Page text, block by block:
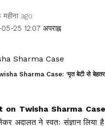
25 12:07 अपराह्न
महीना ago
Sharma Case: ‘मृत बेटी से बेहतर
on Twisha Sharma
अदालत ने स्वतः संज्ञान लिया है